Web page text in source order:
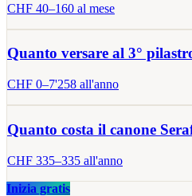
CHF 40–160 al mese
Quanto versare al 3°
CHF 0–7'258 all'anno
Quanto costa il canone
CHF 335–335 all'anno
Inizia gratis